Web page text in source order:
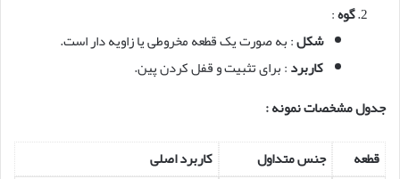
گوه:
شکل: به صورت یک قطعه مخروطی یا زاویه دار است.
کاربرد: برای تثبیت و قفل کردن پین.
جدول مشخصات نمونه :
قطعه
جنس متداول
کاربرد اصلی